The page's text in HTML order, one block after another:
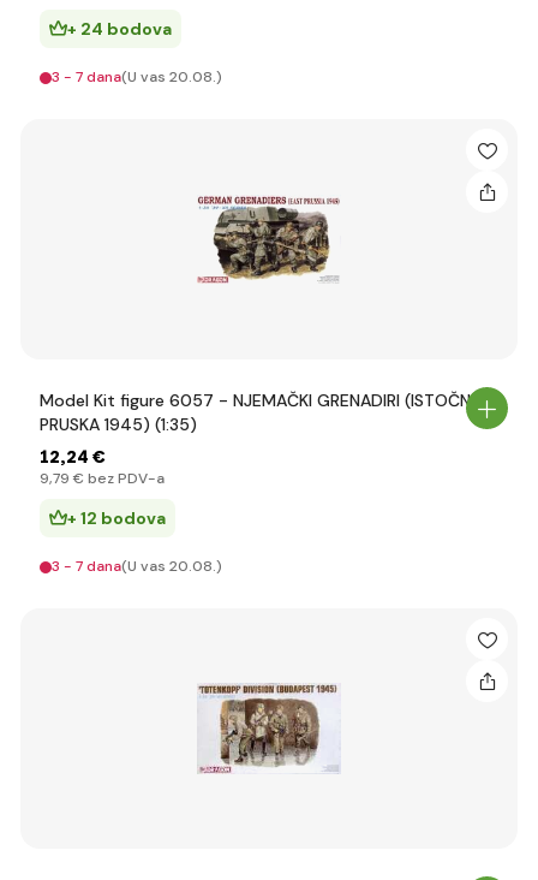
+ 24 bodova
3 - 7 dana(U vas 20.08.)
Model Kit figure 6057 - NJEMAČKI GRENADIRI (ISTOČNA
PRUSKA 1945) (1:35)
12,24 €
9,79 € bez PDV-a
+ 12 bodova
3 - 7 dana(U vas 20.08.)